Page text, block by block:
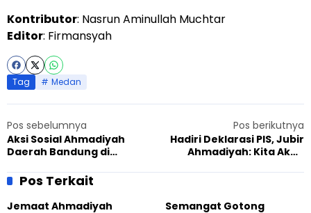
Kontributor: Nasrun Aminullah Muchtar
Editor: Firmansyah
Tag Medan
Pos sebelumnya
Aksi Sosial Ahmadiyah
Daerah Bandung di
Pos berikutnya
Hadiri Deklarasi PIS, Jubir
Ahmadiyah: Kita Akan
Pos Terkait
Jemaat Ahmadiyah
Semangat Gotong